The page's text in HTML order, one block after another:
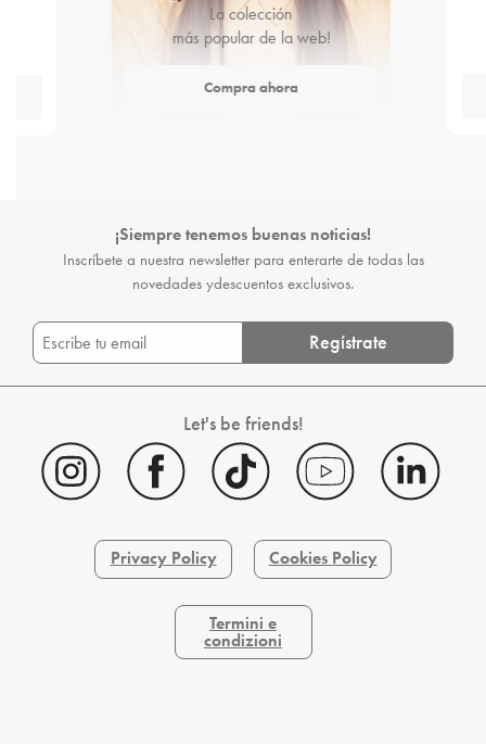
La colección
más popular de la web!
Compra ahora
¡Siempre tenemos buenas noticias!
Inscríbete a nuestra newsletter para enterarte de todas las
novedades ydescuentos exclusivos.
Regístrate
Let's be friends!
Privacy Policy Cookies Policy
Termini e
condizioni